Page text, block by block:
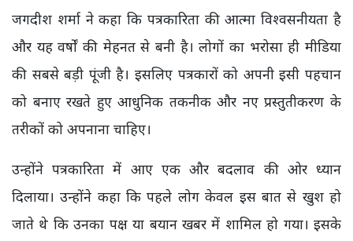
जगदीश शर्मा ने कहा कि पत्रकारिता की आत्मा विश्वसनीयता है
और यह वर्षों की मेहनत से बनी है। लोगों का भरोसा ही मीडिया
की सबसे बड़ी पूंजी है। इसलिए पत्रकारों को अपनी इसी पहचान
को बनाए रखते हुए आधुनिक तकनीक और नए प्रस्तुतीकरण के
तरीकों को अपनाना चाहिए।
उन्होंने पत्रकारिता में आए एक और बदलाव की ओर ध्यान
दिलाया। उन्होंने कहा कि पहले लोग केवल इस बात से खुश हो
जाते थे कि उनका पक्ष या बयान खबर में शामिल हो गया। इसके